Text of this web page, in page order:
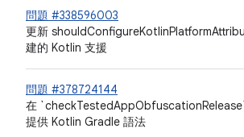
問題 #338596003
更新
建的 Kotlin 支援
問題 #378724144
在
提供 Kotlin Gradle 語法